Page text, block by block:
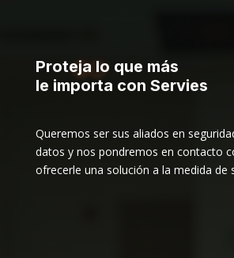
Proteja lo que más
le importa con Servies
Queremos ser sus aliados en
datos y nos pondremos en contacto
ofrecerle una solución a la medida de